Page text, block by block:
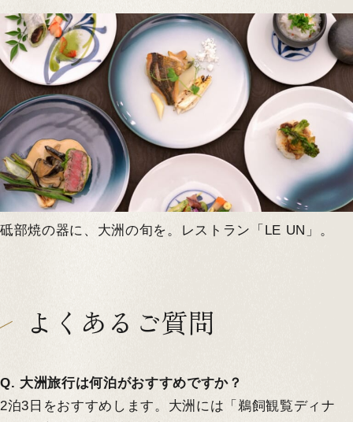
砥部焼の器に、大洲の旬を。レストラン「LE UN」。
よくあるご質問
Q. 大洲旅行は何泊がおすすめですか？
2泊3日をおすすめします。大洲には「鵜飼観覧ディナ